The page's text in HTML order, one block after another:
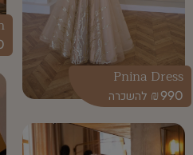
990
₪
Pnina Dress